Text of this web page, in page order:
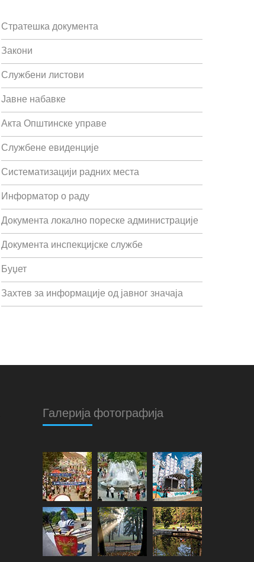
Стратешка документа
Закони
Службени листови
Јавне набавке
Акта Општинске управе
Службене евиденције
Систематизацији радних места
Информатор о раду
Документа локално пореске администрације
Документа инспекцијске службе
Буџет
Захтев за информације од јавног значаја
Галерија фотографија